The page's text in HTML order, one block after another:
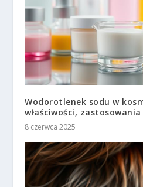
Wodorotlenek sodu w
właściwości,
8 czerwca 2025